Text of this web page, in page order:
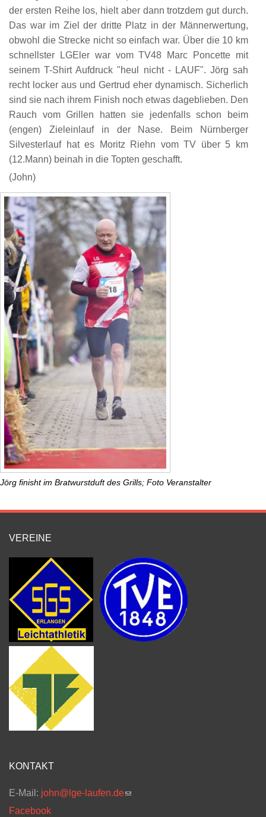
der ersten Reihe los, hielt aber dann trotzdem gut durch.
Das war im Ziel der dritte Platz in der Männerwertung,
obwohl die Strecke nicht so einfach war. Über die 10 km
schnellster LGEler war vom TV48 Marc Poncette mit
seinem T-Shirt Aufdruck "heul nicht - LAUF". Jörg sah
recht locker aus und Gertrud eher dynamisch. Sicherlich
sind sie nach ihrem Finish noch etwas dageblieben. Den
Rauch vom Grillen hatten sie jedenfalls schon beim
(engen) Zieleinlauf in der Nase. Beim Nürnberger
Silvesterlauf hat es Moritz Riehn vom TV über 5 km
(12.Mann) beinah in die Topten geschafft.
(John)
Jörg finisht im Bratwurstduft des Grills; Foto Veranstalter
VEREINE
KONTAKT
E-Mail: john@lge-laufen.de(link sends e-mail)
Facebook